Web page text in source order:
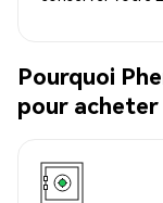
Pourquoi
pour acheter